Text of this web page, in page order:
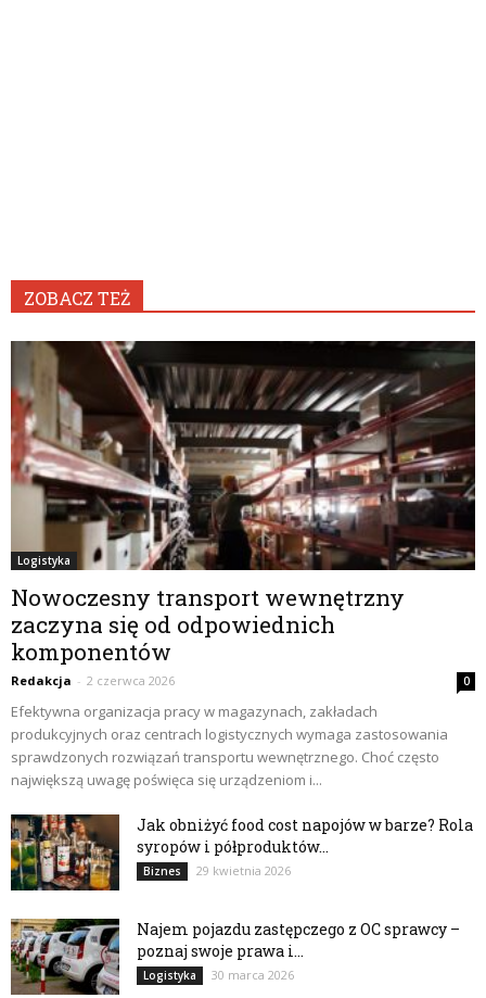
ZOBACZ TEŻ
Logistyka
Nowoczesny transport wewnętrzny
zaczyna się od odpowiednich
komponentów
Redakcja - 2 czerwca 2026 0
Efektywna organizacja pracy w magazynach, zakładach
produkcyjnych oraz centrach logistycznych wymaga zastosowania
sprawdzonych rozwiązań transportu wewnętrznego. Choć często
największą uwagę poświęca się urządzeniom i...
Jak obniżyć food cost napojów w barze? Rola
syropów i półproduktów...
Biznes 29 kwietnia 2026
Najem pojazdu zastępczego z OC sprawcy –
poznaj swoje prawa i...
Logistyka 30 marca 2026